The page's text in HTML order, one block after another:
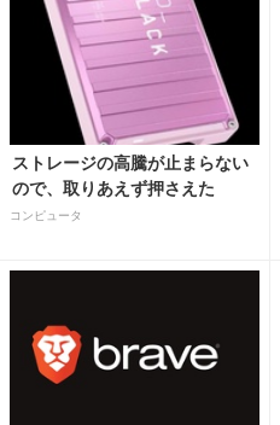
ストレージの高騰が止まらない
ので、取りあえず押さえた
コンピュータ